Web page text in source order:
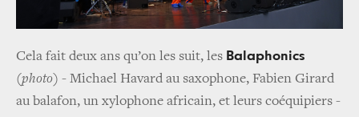
Cela fait deux ans qu’on les suit, les Balaphonics
(photo) - Michael Havard au saxophone, Fabien Girard
au balafon, un xylophone africain, et leurs coéquipiers -